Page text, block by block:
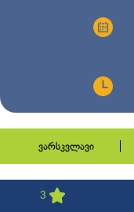
ვარსკვლავი
3